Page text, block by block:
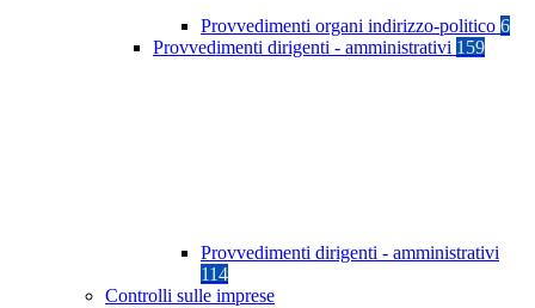
Provvedimenti organi indirizzo-politico 6
Provvedimenti dirigenti - amministrativi 159
Provvedimenti dirigenti - amministrativi
114
Controlli sulle imprese